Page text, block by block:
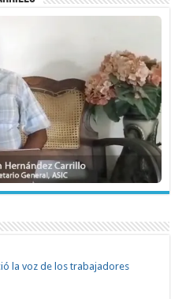
la voz de los trabajadores